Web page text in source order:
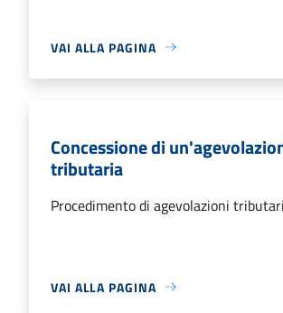
VAI ALLA PAGINA
Concessione di
tributaria
Procedimento di agevolazioni
VAI ALLA PAGINA